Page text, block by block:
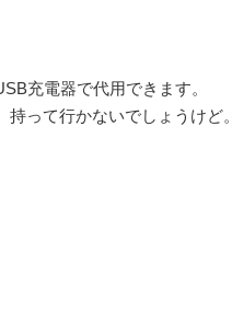
充電器で代用できます。
って行かないでしょうけど。